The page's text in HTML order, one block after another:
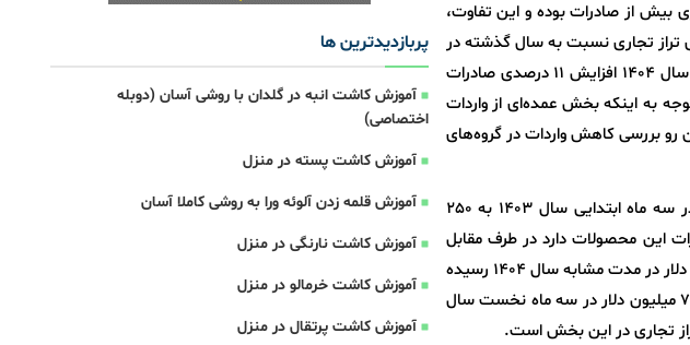
فقط محصولات کشاورزی بیش از صادرات بوده و این تفاوت،
تراز تجاری نسبت به سال گذشته در
حدود 200 میلیون دلار کاهش یافته است. دلیل اصلی کاهش کسری تجاری در سه ماه نخست سال 1404 افزایش 11 درصدی صادرات
ذکر است با توجه به اینکه بخش عمده‌ای از واردات
رو بررسی کاهش واردات در گروه‌های
بر اساس محاسبات صورت گرفته ارزش صادرات محصولات صنایع غذایی از 263 میلیون دلار در سه ماه ابتدایی سال 1403 به 250
که نشان از کاهش 9/4 درصدی ارزش صادرات این محصولات دارد در طرف مقابل
میزان واردات محصولات صنایع غذایی از 190 میلیون دلار در سه ماه اول سال 1403 به 181 میلیون دلار در مدت مشابه سال 1404 رسیده
که نشان از کاهش 7/4 درصدی دارد بر این اساس مازاد تراز تجاری محصولات صنایع غذایی از 73 میلیون دلار در سه ماه نخست سال
پربازدیدترین ها
آموزش کاشت انبه در گلدان با روشی آسان (دوبله
اختصاصی)
آموزش کاشت پسته در منزل
آموزش قلمه زدن آلوئه ورا به روشی کاملا آسان
آموزش کاشت نارنگی در منزل
آموزش کاشت خرمالو در منزل
آموزش کاشت پرتقال در منزل